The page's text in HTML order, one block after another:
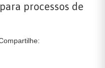
processos de